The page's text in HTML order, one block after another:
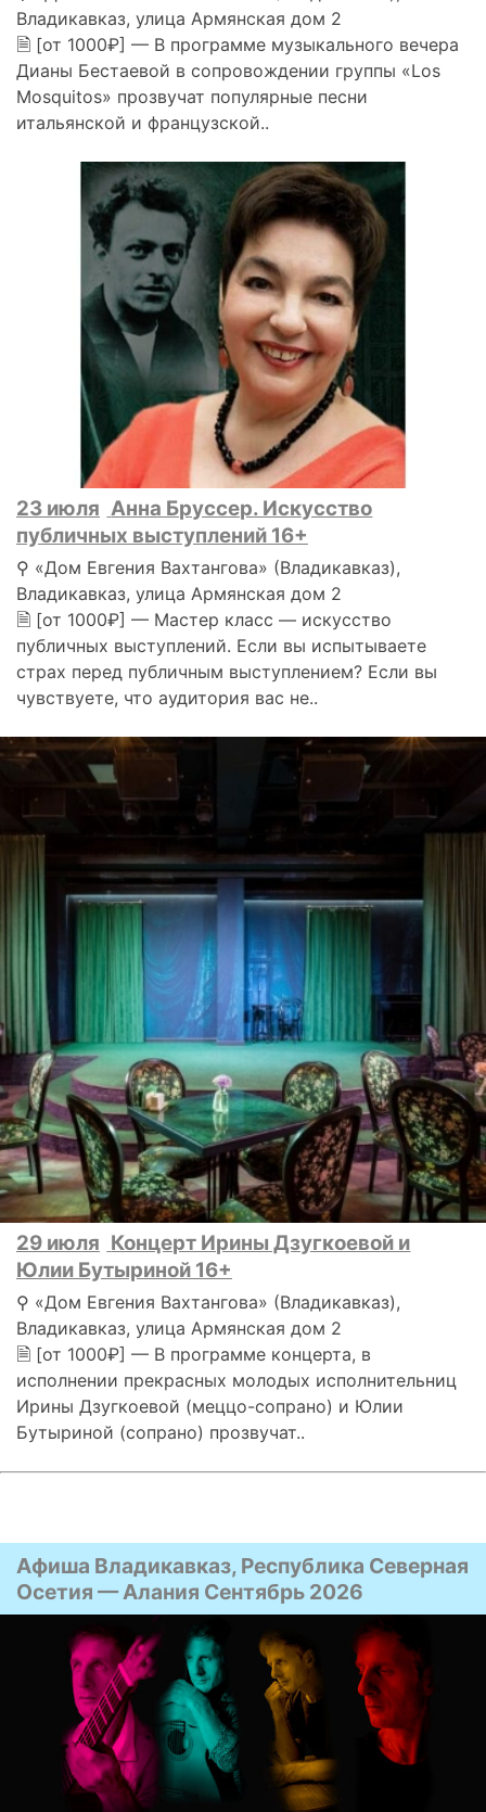
Владикавказ, улица Армянская дом 2
🗎 [от 1000₽] — В программе музыкального вечера
Дианы Бестаевой в сопровождении группы «Los
Mosquitos» прозвучат популярные песни
итальянской и французской..
23 июля Анна Бруссер. Искусство
публичных выступлений 16+
⚲ «Дом Евгения Вахтангова» (Владикавказ),
Владикавказ, улица Армянская дом 2
🗎 [от 1000₽] — Мастер класс — искусство
публичных выступлений. Если вы испытываете
страх перед публичным выступлением? Если вы
чувствуете, что аудитория вас не..
29 июля Концерт Ирины Дзугкоевой и
Юлии Бутыриной 16+
⚲ «Дом Евгения Вахтангова» (Владикавказ),
Владикавказ, улица Армянская дом 2
🗎 [от 1000₽] — В программе концерта, в
исполнении прекрасных молодых исполнительниц
Ирины Дзугкоевой (меццо-сопрано) и Юлии
Бутыриной (сопрано) прозвучат..
Афиша Владикавказ, Республика Северная
Осетия — Алания Сентябрь 2026